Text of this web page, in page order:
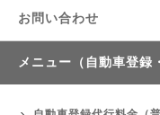
お問い合わせ
メニュー（自動車登録